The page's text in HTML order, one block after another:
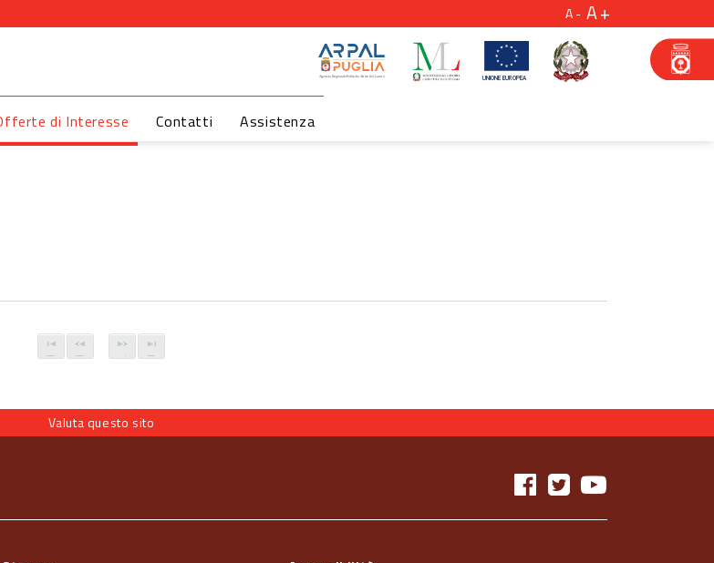
A A
di Interesse Contatti Assistenza
Valuta questo sito